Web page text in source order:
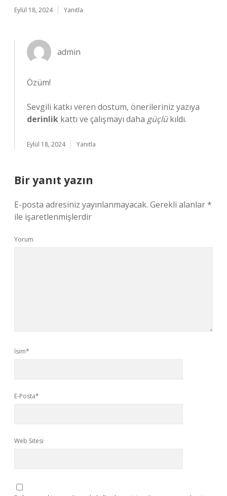
Eylül 18, 2024 Yanıtla
admin
Özüm!
Sevgili katkı veren dostum, önerileriniz yazıya
derinlik kattı ve çalışmayı daha güçlükıldı.
Eylül 18, 2024 Yanıtla
Bir yanıt yazın
E-posta adresiniz yayınlanmayacak. Gerekli alanlar*
ile işaretlenmişlerdir
Yorum
İsim*
E-Posta*
Web Sitesi